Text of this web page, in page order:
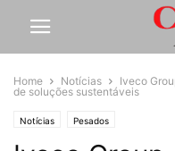
Home Notícias
Iveco
de soluções sustentáveis
Notícias Pesados